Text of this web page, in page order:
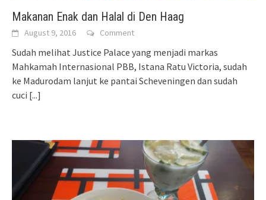
Makanan Enak dan Halal di Den Haag
August 9, 2016 Comment
Sudah melihat Justice Palace yang menjadi markas
Mahkamah Internasional PBB, Istana Ratu Victoria, sudah
ke Madurodam lanjut ke pantai Scheveningen dan sudah
cuci [...]